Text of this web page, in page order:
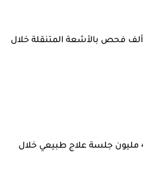
وزارة الصحة: أكثر من 14 ألف فحص بالأشعة المتنقلة خلال
وزارة الصحة: أكثر من 4.8 مليون جلسة علاج طبيعي خلال